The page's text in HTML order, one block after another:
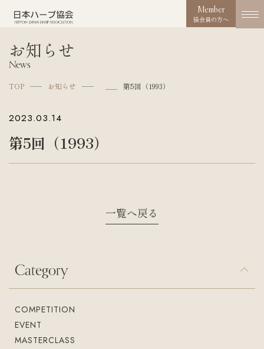
入会案内
お問い合わせ
Competition
お知らせ
Member
協会員の方へ
お知らせ
News
TOP お知らせ 第5回（1993）
2023.03.14
第5回（1993）
一覧へ戻る
Category
COMPETITION
EVENT
MASTERCLASS